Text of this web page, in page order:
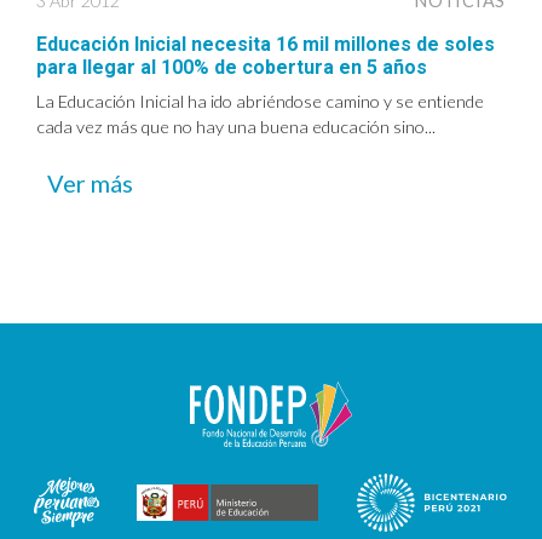
Educación Inicial necesita 16 mil millones de soles
para llegar al 100% de cobertura en 5 años
La Educación Inicial ha ido abriéndose camino y se entiende
cada vez más que no hay una buena educación sino...
Ver más